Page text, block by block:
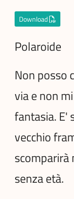
Download
Polaroide
Non posso
via e non
fantasia. E'
vecchio
scomparirà
senza età.